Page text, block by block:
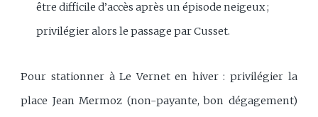
être difficile d’accès après un épisode neigeux ;
privilégier alors le passage par Cusset.
Pour stationner à Le Vernet en hiver : privilégier la
place Jean Mermoz (non-payante, bon dégagement)